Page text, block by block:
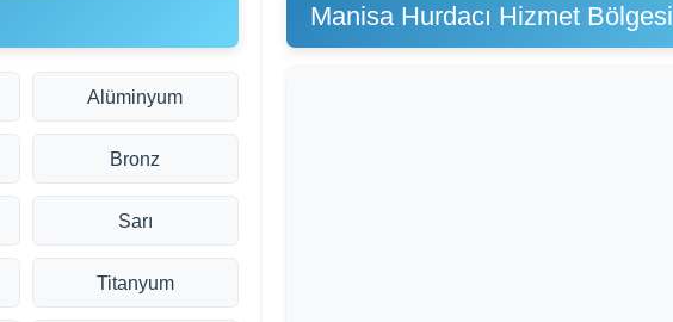
Alüminyum
Bronz
Sarı
Titanyum
Manisa Hurdacı Hizmet Bölgesi